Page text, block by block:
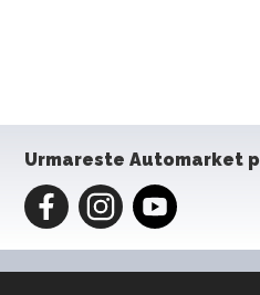
Urmareste Automarket